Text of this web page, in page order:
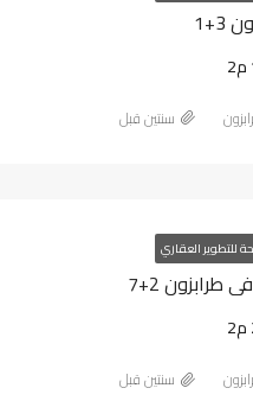
‏سنتين قبل
للتطوير العقاري
2+7
‏سنتين قبل